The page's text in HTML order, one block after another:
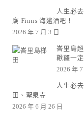
人生必
廟 Finns 海邊酒吧！
2026 年 7 月 3 日
峇里島
鞦韆一
2026 年 7
人生必
田、聖泉寺
2026 年 6 月 26 日